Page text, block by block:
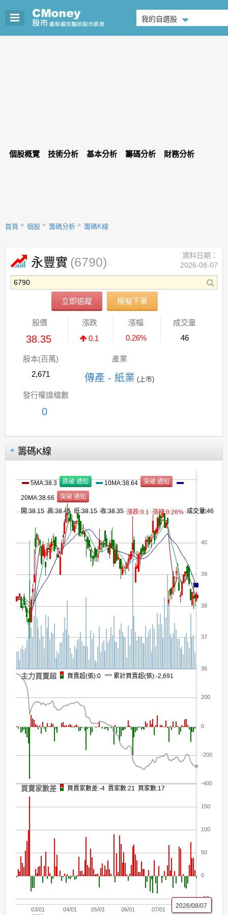
我的自選股
個股概覽 技術分析 基本分析 籌碼分析 財務分析
首頁 個股 籌碼分析 籌碼K線
永豐實 (6790)
立即追蹤 模擬下單
資料日期：
2026-08-07
股價
38.35
漲跌
0.1
漲幅
0.26%
成交量
46
股本(百萬)
2,671
產業
傳產 - 紙業 (上市)
發行權證檔數
0
籌碼K線
03/01
05/01 07/01
04/01 06/01 08/01
36
37
38
39
40
41
-400
-200
0
200
-50
0
50
100
150
2026/08/07
5MA:38.3 10MA:38.64
20MA:38.66
開:38.15 高:38.45 低:38.15 收:38.35漲跌:0.1 漲幅:0.26%成交量:46
主力買賣超 買賣超(張):0 累計買賣超(張):-2,691
買賣家數差 買賣家數差:-4 賣家數:21 買家數:17